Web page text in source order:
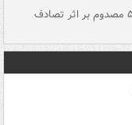
۶ فوتی و ۵ مصدوم بر اثر تصادف